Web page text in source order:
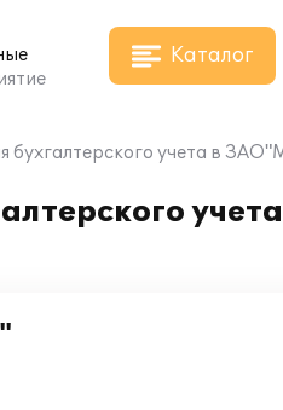
Каталог
бухгалтерского учета в